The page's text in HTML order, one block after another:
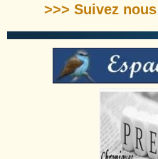
>>> Suivez